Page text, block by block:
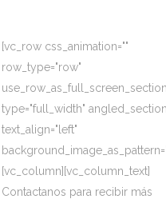
[vc_row css_animation=""
row_type="row"
type="full_width"
text_align="left"
[vc_column][vc_column_text]
Contactanos para recibir más